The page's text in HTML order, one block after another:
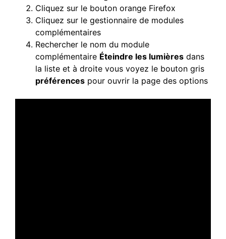
Cliquez sur le bouton orange Firefox
Cliquez sur le gestionnaire de modules
complémentaires
Rechercher le nom du module
complémentaire Éteindre les lumières dans
la liste et à droite vous voyez le bouton gris
préférences pour ouvrir la page des options